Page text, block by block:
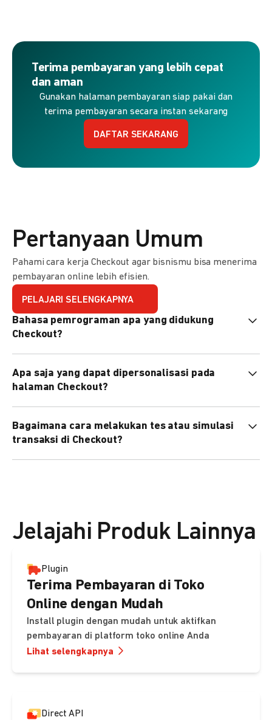
Terima pembayaran yang lebih cepat
dan aman
Gunakan halaman pembayaran siap pakai dan
terima pembayaran secara instan sekarang
DAFTAR SEKARANG
Pertanyaan Umum
Pahami cara kerja Checkout agar bisnismu bisa menerima
pembayaran online lebih efisien.
PELAJARI SELENGKAPNYA
Bahasa pemrograman apa yang didukung
Checkout?
PHP, Node.js, Go, dll).
Apa saja yang dapat dipersonalisasi pada
halaman Checkout?
preferensi bahasa, dan urutan metode pembayaran sesuai
kebutuhan brand Anda.
Bagaimana cara melakukan tes atau simulasi
transaksi di Checkout?
Jelajahi Produk Lainnya
Plugin
Terima Pembayaran di Toko
Online dengan Mudah
Install plugin dengan mudah untuk aktifkan
pembayaran di platform toko online Anda
Lihat selengkapnya
Direct API